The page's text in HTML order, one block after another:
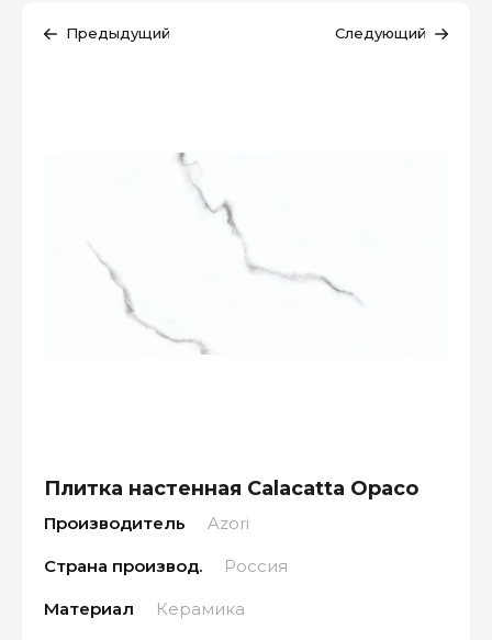
Предыдущий Следующий
Плитка настенная Calacatta Opaco
Производитель Azori
Страна производ. Россия
Материал Керамика